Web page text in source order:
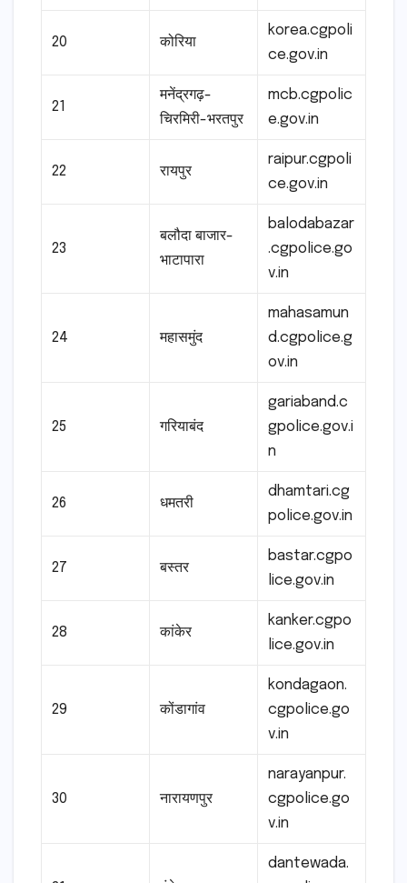
20 कोरिया
korea.cgpoli
ce.gov.in
21
मनेंद्रगढ़-
चिरमिरी-भरतपुर
mcb.cgpolic
e.gov.in
22 रायपुर
raipur.cgpoli
ce.gov.in
23
बलौदा बाजार-
भाटापारा
balodabazar
.cgpolice.go
v.in
24 महासमुंद
mahasamun
d.cgpolice.g
ov.in
25 गरियाबंद
gariaband.c
gpolice.gov.i
n
26 धमतरी
dhamtari.cg
police.gov.in
27 बस्तर
bastar.cgpo
lice.gov.in
28 कांकेर
kanker.cgpo
lice.gov.in
29 कोंडागांव
kondagaon.
cgpolice.go
v.in
30 नारायणपुर
narayanpur.
cgpolice.go
v.in
dantewada.